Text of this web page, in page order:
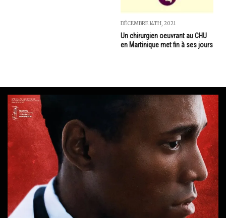
DÉCEMBRE 14TH, 2021
Un chirurgien oeuvrant au CHU
en Martinique met fin à ses jours